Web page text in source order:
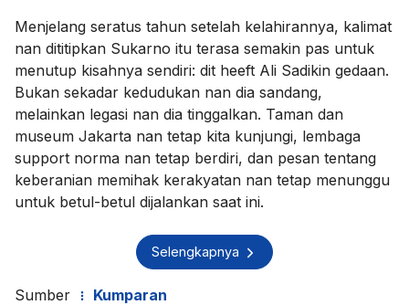
Menjelang seratus tahun setelah kelahirannya, kalimat
nan dititipkan Sukarno itu terasa semakin pas untuk
menutup kisahnya sendiri: dit heeft Ali Sadikin gedaan.
Bukan sekadar kedudukan nan dia sandang,
melainkan legasi nan dia tinggalkan. Taman dan
museum Jakarta nan tetap kita kunjungi, lembaga
support norma nan tetap berdiri, dan pesan tentang
keberanian memihak kerakyatan nan tetap menunggu
untuk betul-betul dijalankan saat ini.
Selengkapnya
Sumber Kumparan